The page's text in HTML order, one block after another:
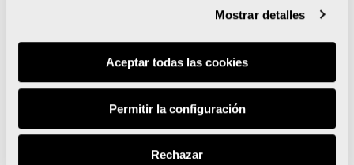
Mostrar detalles
Aceptar todas las cookies
Permitir la configuración
Rechazar
Renfe ofrecerá un 15% de descuento en billetes
para los corredores y acompañantes del Maratón y
Medio Maratón Valencia 2026